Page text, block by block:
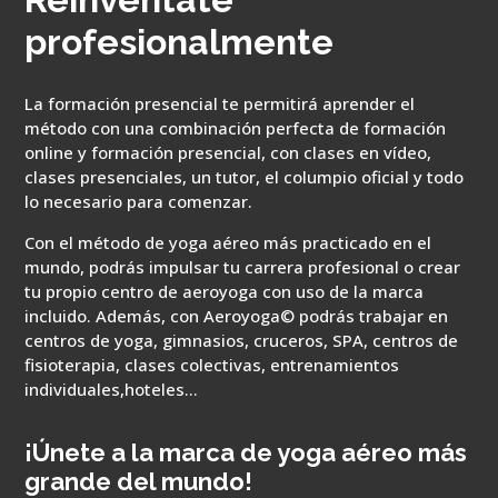
profesionalmente
La formación presencial te permitirá aprender el
método con una combinación perfecta de formación
online y formación presencial, con clases en vídeo,
clases presenciales, un tutor, el columpio oficial y todo
lo necesario para comenzar.
Con el método de yoga aéreo más practicado en el
mundo, podrás impulsar tu carrera profesional o crear
tu propio centro de aeroyoga con uso de la marca
incluido. Además, con Aeroyoga© podrás trabajar en
centros de yoga, gimnasios, cruceros, SPA, centros de
fisioterapia, clases colectivas, entrenamientos
individuales,hoteles…
¡Únete a la marca de yoga aéreo más
grande del mundo!